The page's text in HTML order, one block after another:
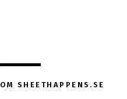
OM SHEETHAPPENS.SE